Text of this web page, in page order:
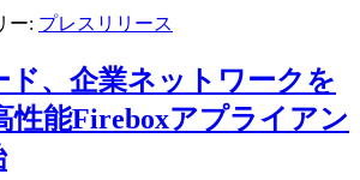
ー: プレスリリース
ド、企業ネットワークを
性能Fireboxアプライアン